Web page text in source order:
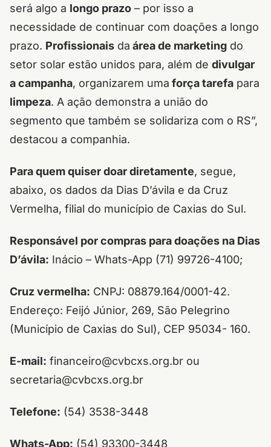
será algo a longo prazo – por isso a
necessidade de continuar com doações a longo
prazo. Profissionais da área de marketing do
setor solar estão unidos para, além de divulgar
a campanha, organizarem uma força tarefa para
limpeza. A ação demonstra a união do
segmento que também se solidariza com o RS”,
destacou a companhia.
Para quem quiser doar diretamente, segue,
abaixo, os dados da Dias D’ávila e da Cruz
Vermelha, filial do município de Caxias do Sul.
Responsável por compras para doações na Dias
D’ávila: Inácio – Whats-App (71) 99726-4100;
Cruz vermelha: CNPJ: 08879.164/0001-42.
Endereço: Feijó Júnior, 269, São Pelegrino
(Município de Caxias do Sul), CEP 95034- 160.
E-mail: financeiro@cvbcxs.org.br ou
secretaria@cvbcxs.org.br
Telefone: (54) 3538-3448
Whats-App: (54) 93300-3448